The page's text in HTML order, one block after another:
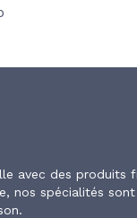
avec des produits
nos spécialités